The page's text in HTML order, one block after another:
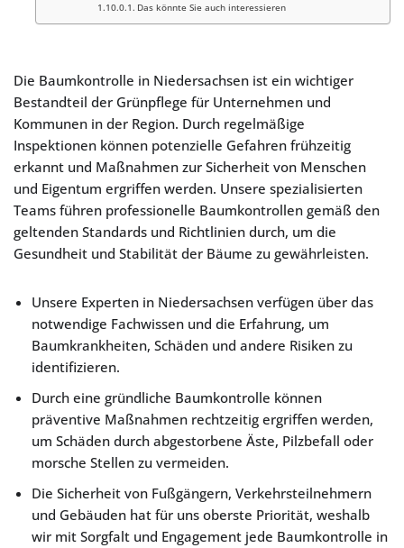
Das könnte Sie auch interessieren
Die Baumkontrolle in Niedersachsen ist ein wichtiger
Bestandteil der Grünpflege für Unternehmen und
Kommunen in der Region. Durch regelmäßige
Inspektionen können potenzielle Gefahren frühzeitig
erkannt und Maßnahmen zur Sicherheit von Menschen
und Eigentum ergriffen werden. Unsere spezialisierten
Teams führen professionelle Baumkontrollen gemäß den
geltenden Standards und Richtlinien durch, um die
Gesundheit und Stabilität der Bäume zu gewährleisten.
Unsere Experten in Niedersachsen verfügen über das
notwendige Fachwissen und die Erfahrung, um
Baumkrankheiten, Schäden und andere Risiken zu
identifizieren.
Durch eine gründliche Baumkontrolle können
präventive Maßnahmen rechtzeitig ergriffen werden,
um Schäden durch abgestorbene Äste, Pilzbefall oder
morsche Stellen zu vermeiden.
Die Sicherheit von Fußgängern, Verkehrsteilnehmern
und Gebäuden hat für uns oberste Priorität, weshalb
wir mit Sorgfalt und Engagement jede Baumkontrolle in